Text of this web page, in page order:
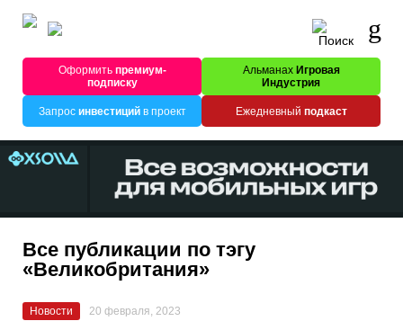
Оформитьпремиум-
подписку
Альманах Игровая
Индустрия
Запрос инвестицийв проект Ежедневный подкаст
Все публикации по тэгу
«Великобритания»
Новости 20 февраля, 2023